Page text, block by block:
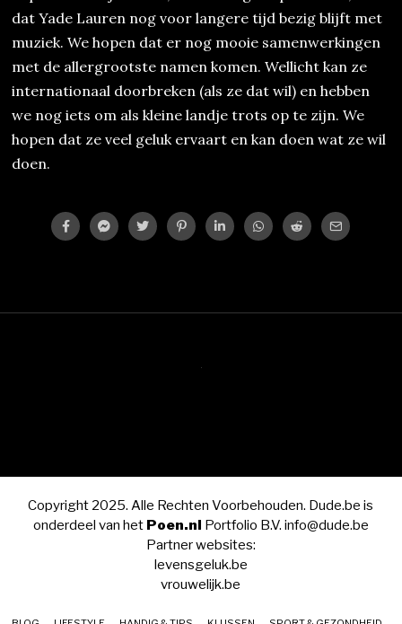
dat Yade Lauren nog voor langere tijd bezig blijft met
muziek. We hopen dat er nog mooie samenwerkingen
met de allergrootste namen komen. Wellicht kan ze
internationaal doorbreken (als ze dat wil) en hebben
we nog iets om als kleine landje trots op te zijn. We
hopen dat ze veel geluk ervaart en kan doen wat ze wil
doen.
Copyright 2025. Alle Rechten Voorbehouden. Dude.be is
onderdeel van het Poen.nl Portfolio B.V. info@dude.be
Partner websites:
levensgeluk.be
vrouwelijk.be